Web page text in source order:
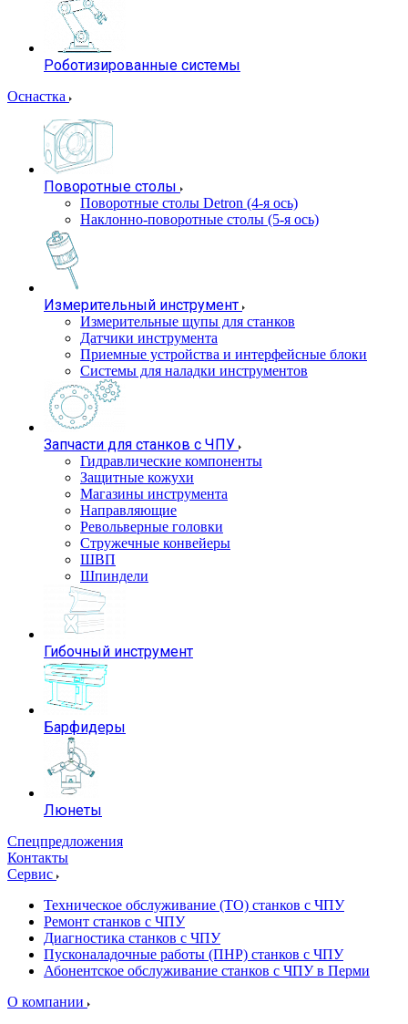
Роботизированные системы
Оснастка
Поворотные столы
Поворотные столы Detron (4-я ось)
Наклонно-поворотные столы (5-я ось)
Измерительный инструмент
Измерительные щупы для станков
Датчики инструмента
Приемные устройства и интерфейсные блоки
Системы для наладки инструментов
Запчасти для станков с ЧПУ
Гидравлические компоненты
Защитные кожухи
Магазины инструмента
Направляющие
Револьверные головки
Стружечные конвейеры
ШВП
Шпиндели
Гибочный инструмент
Барфидеры
Люнеты
Спецпредложения
Контакты
Сервис
Техническое обслуживание (ТО) станков с ЧПУ
Ремонт станков с ЧПУ
Диагностика станков с ЧПУ
Пусконаладочные работы (ПНР) станков с ЧПУ
Абонентское обслуживание станков с ЧПУ в Перми
О компании